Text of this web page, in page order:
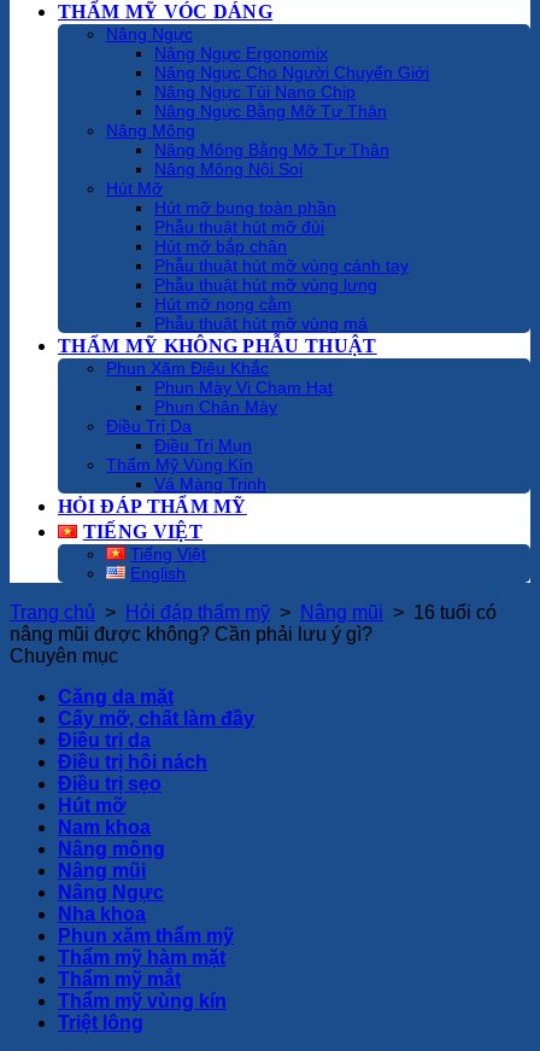
THẨM MỸ VÓC DÁNG
Nâng Ngực
Nâng Ngực Ergonomix
Nâng Ngực Cho Người Chuyển Giới
Nâng Ngực Túi Nano Chip
Nâng Ngực Bằng Mỡ Tự Thân
Nâng Mông
Nâng Mông Bằng Mỡ Tự Thân
Nâng Mông Nội Soi
Hút Mỡ
Hút mỡ bụng toàn phần
Phẫu thuật hút mỡ đùi
Hút mỡ bắp chân
Phẫu thuật hút mỡ vùng cánh tay
Phẫu thuật hút mỡ vùng lưng
Hút mỡ nọng cằm
Phẫu thuật hút mỡ vùng má
THẨM MỸ KHÔNG PHẪU THUẬT
Phun Xăm Điêu Khắc
Phun Mày Vi Chạm Hạt
Phun Chân Mày
Điều Trị Da
Điều Trị Mụn
Thẩm Mỹ Vùng Kín
Vá Màng Trinh
HỎI ĐÁP THẨM MỸ
TIẾNG VIỆT
Tiếng Việt
English
Trang chủ > Hỏi đáp thẩm mỹ > Nâng mũi > 16 tuổi có
nâng mũi được không? Cần phải lưu ý gì?
Chuyên mục
Căng da mặt
Cấy mỡ, chất làm đầy
Điều trị da
Điều trị hôi nách
Điều trị sẹo
Hút mỡ
Nam khoa
Nâng mông
Nâng mũi
Nâng Ngực
Nha khoa
Phun xăm thẩm mỹ
Thẩm mỹ hàm mặt
Thẩm mỹ mắt
Thẩm mỹ vùng kín
Triệt lông